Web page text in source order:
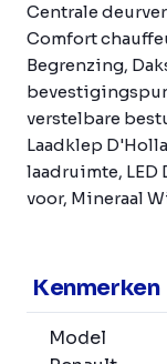
Centrale
Comfort
Begrenzing,
verstelbare
Laadklep
laadruimte,
voor, Mineraal
Kenmerken
Model